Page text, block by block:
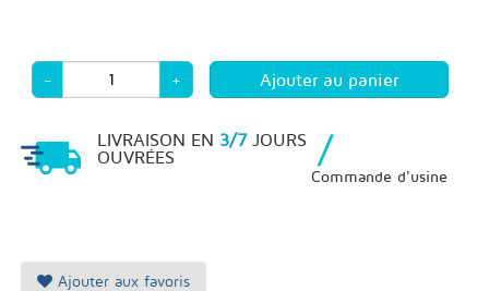
- +
LIVRAISON EN 3/7JOURS
OUVRÉES
/
Commande d'usine
Ajouter aux favoris